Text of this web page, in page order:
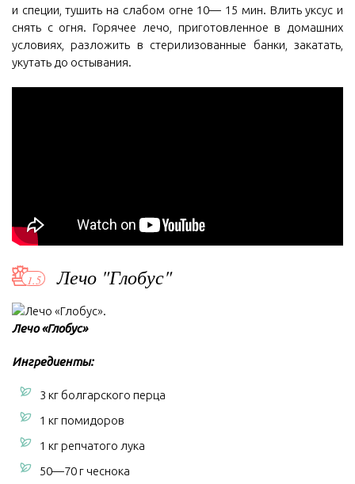
и специи, тушить на слабом огне 10— 15 мин. Влить уксус и
снять с огня. Горячее лечо, приготовленное в домашних
условиях, разложить в стерилизованные банки, закатать,
укутать до остывания.
Лечо "Глобус"
Лечо «Глобус»
Ингредиенты:
3 кг болгарского перца
1 кг помидоров
1 кг репчатого лука
50—70 г чеснока